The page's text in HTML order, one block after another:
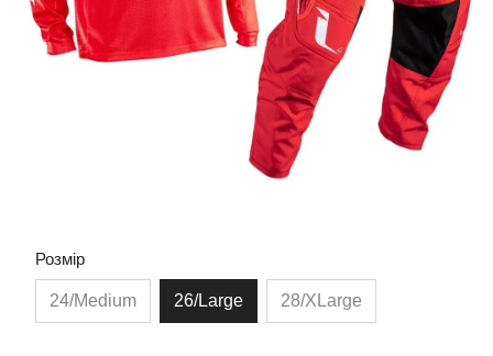
Розмір
24/Medium 26/Large 28/XLarge